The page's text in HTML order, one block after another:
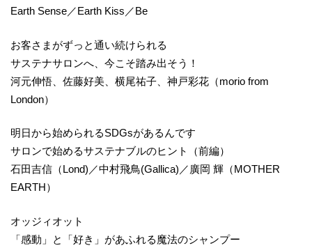
Earth Sense／Earth Kiss／Be
お客さまがずっと通い続けられる
サステナサロンへ、今こそ踏み出そう！
河元伸悟、佐藤好美、横尾祐子、神戸彩花（morio from
London）
明日から始められるSDGsがあるんです
サロンで始めるサステナブルのヒント（前編）
石田吉信（Lond)／中村飛鳥(Gallica)／廣岡 輝（MOTHER
EARTH）
オッジィオット
「感動」と「好き」があふれる魔法のシャンプー